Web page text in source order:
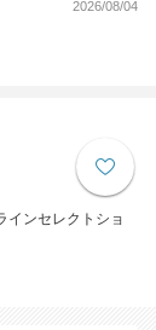
2026/08/04
インセレクトショ